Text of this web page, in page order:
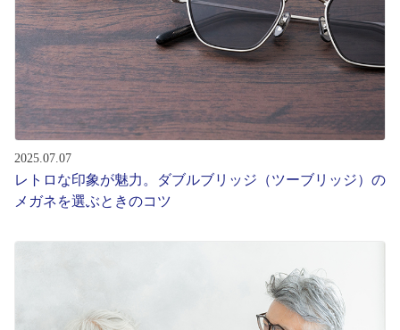
2025.07.07
レトロな印象が魅力。ダブルブリッジ（ツーブリッジ）の
メガネを選ぶときのコツ